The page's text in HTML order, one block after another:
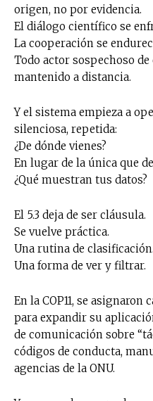
origen, no por evidencia.
El diálogo científico se
La cooperación se
Todo actor sospechoso
mantenido a distancia.
Y el sistema empieza a
silenciosa, repetida:
¿De dónde vienes?
En lugar de la única que
¿Qué muestran tus datos?
El 5.3 deja de ser cláusula.
Se vuelve práctica.
Una rutina de clasificación.
Una forma de ver y filtrar.
En la COP11, se
para expandir su
de comunicación sobre
códigos de conducta,
agencias de la ONU.